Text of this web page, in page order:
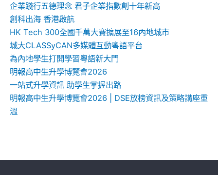
企業踐行五德理念 君子企業指數創十年新高
創科出海 香港啟航
HK Tech 300全國千萬大賽擴展至16內地城市
城大CLASSyCAN多媒體互動粵語平台
為內地學生打開學習粵語新大門
明報高中生升學博覽會2026
一站式升學資訊 助學生掌握出路
明報高中生升學博覽會2026 | DSE放榜資訊及策略講座重
溫